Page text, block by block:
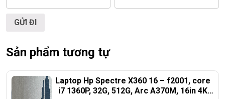
ĐC: 60/26 Đồng Đen, p.14, Tân Bình
Web:https://laptoptrieuphat.com
check! >>>
Sản phẩm tương tự
Laptop Hp Spectre X360 16 – f2001, core
i7 1360P, 32G, 512G, Arc A370M, 16in 4K